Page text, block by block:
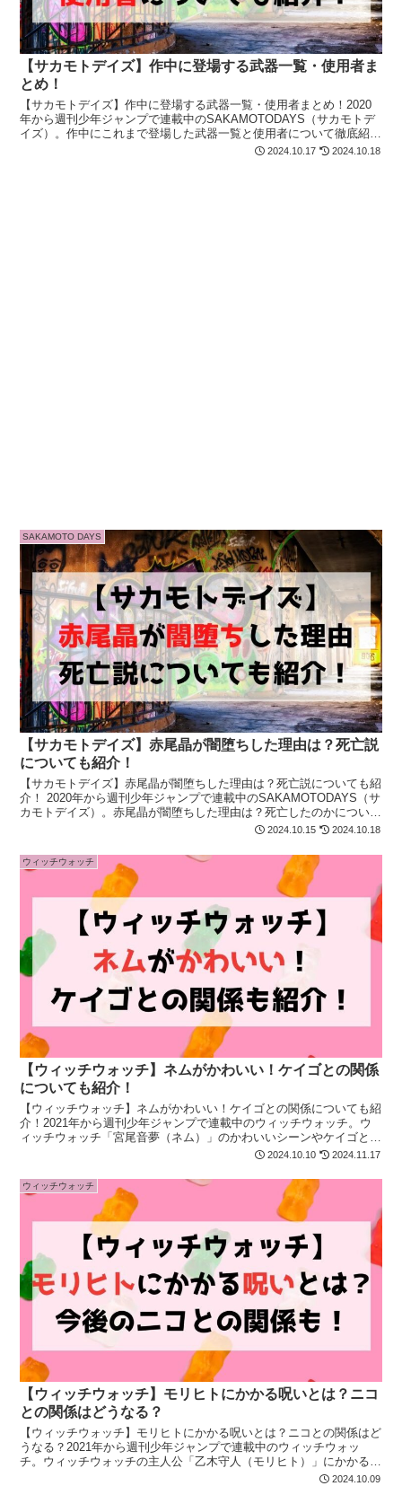
【サカモトデイズ】作中に登場する武器一覧・使用者ま
とめ！
【サカモトデイズ】作中に登場する武器一覧・使用者まとめ！2020
年から週刊少年ジャンプで連載中のSAKAMOTODAYS（サカモトデ
イズ）。作中にこれまで登場した武器一覧と使用者について徹底紹
介！武器の一覧や使用者が気になる方は最後まで必見！
2024.10.17 2024.10.18
SAKAMOTO DAYS
【サカモトデイズ】赤尾晶が闇堕ちした理由は？死亡説
についても紹介！
【サカモトデイズ】赤尾晶が闇堕ちした理由は？死亡説についても紹
介！ 2020年から週刊少年ジャンプで連載中のSAKAMOTODAYS（サ
カモトデイズ）。赤尾晶が闇堕ちした理由は？死亡したのかについて
も徹底紹介！赤尾晶が気になる方は最後まで必見！2024.10.15 2024.10.18
ウィッチウォッチ
【ウィッチウォッチ】ネムがかわいい！ケイゴとの関係
についても紹介！
【ウィッチウォッチ】ネムがかわいい！ケイゴとの関係についても紹
介！2021年から週刊少年ジャンプで連載中のウィッチウォッチ。ウ
ィッチウォッチ「宮尾音夢（ネム）」のかわいいシーンやケイゴとの
関係についても紹介！ネムが気になる方は最後まで必見です！
2024.10.10 2024.11.17
ウィッチウォッチ
【ウィッチウォッチ】モリヒトにかかる呪いとは？ニコ
との関係はどうなる？
【ウィッチウォッチ】モリヒトにかかる呪いとは？ニコとの関係はど
うなる？2021年から週刊少年ジャンプで連載中のウィッチウォッ
チ。ウィッチウォッチの主人公「乙木守人（モリヒト）」にかかる呪
いやニコとの今後の関係も紹介！気になる方は最後まで必見！2024.10.09